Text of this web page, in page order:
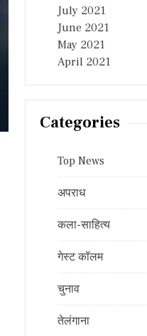
July 2021
June 2021
May 2021
April 2021
Categories
Top News
अपराध
कला-साहित्य
गेस्ट कॉलम
चुनाव
तेलंगाना